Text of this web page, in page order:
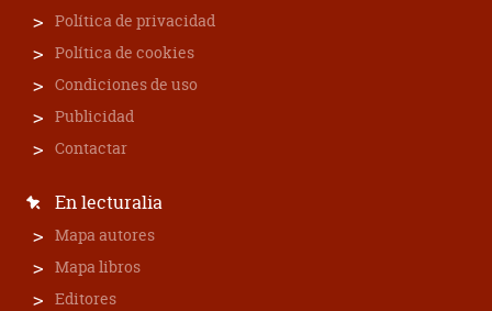
Política de privacidad
Política de cookies
Condiciones de uso
Publicidad
Contactar
En lecturalia
Mapa autores
Mapa libros
Editores